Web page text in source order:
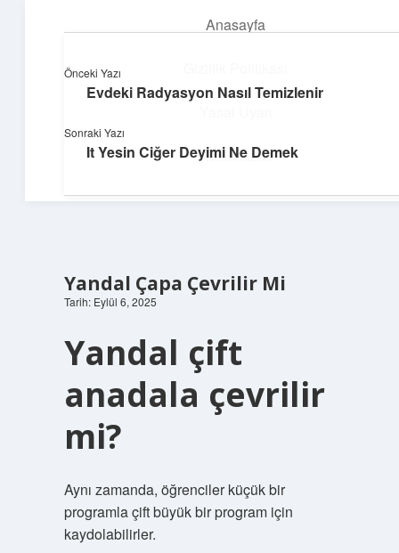
Anasayfa
Hakkımızda
Pratik Çözüm Rehberi
Hayatını kolaylaştıran zekice fikirler!
Yandal Çapa Çevrilir Mi
Tarih: Eylül 6, 2025
Yandal çift
anadala çevrilir
mi?
Aynı zamanda, öğrenciler küçük bir
programla çift büyük bir program için
kaydolabilirler.
Önceki Yazı
Evdeki Radyasyon Nasıl Temizlenir
Sonraki Yazı
It Yesin Ciğer Deyimi Ne Demek